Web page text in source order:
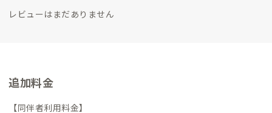
レビューはまだありません
追加料金
【同伴者利用料金】